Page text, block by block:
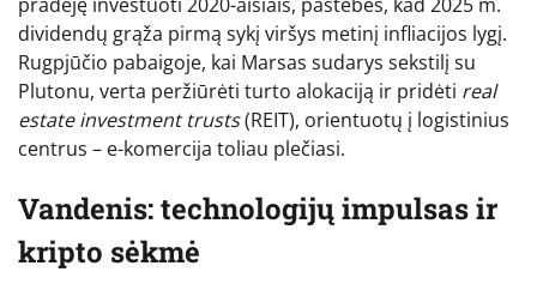
dividendų grąža pirmą sykį viršys metinį infliacijos lygį.
Rugpjūčio pabaigoje, kai Marsas sudarys sekstilį su
Plutonu, verta peržiūrėti turto alokaciją ir pridėti real
estate investment trusts(REIT), orientuotų į logistinius
centrus – e-komercija toliau plečiasi.
Vandenis: technologijų impulsas ir
kripto sėkmė